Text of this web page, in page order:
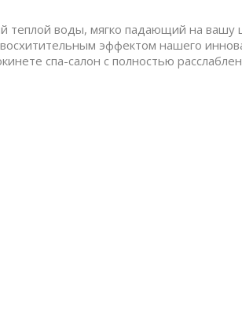
теплой воды, мягко падающий на
эффектом нашего
спа-салон с полностью